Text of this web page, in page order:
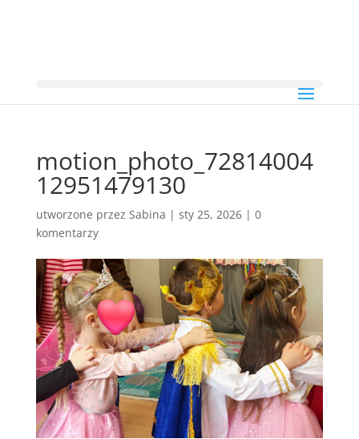
motion_photo_72814004
12951479130
utworzone przez Sabina | sty 25, 2026| 0
komentarzy